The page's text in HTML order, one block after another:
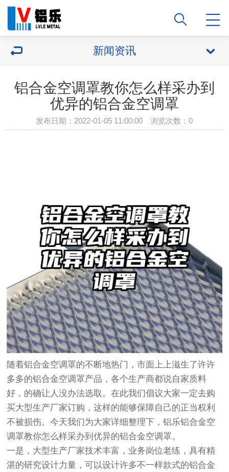
新闻资讯
铝合金空调罩教你怎么样采办到
优异的铝合金空调罩
发布日期：2022-01-05 11:00:00 浏览次数：0
随着铝合金空调罩的不断地热门，市面上上滋生了许许
多多的铝合金空调罩产品，各个生产商都说自家质料
好，的确让人没办法选取。在此我们倡议大家一定去购
买大型生产厂家订购，这样的能够保障自己的正当权利
不被损伤。今天我们为大家详细整理下，铝乐铝合金空
调罩教你怎么样采办到优异的铝合金空调罩。
一是，大型生产厂家技术丰富，业务岗位老练，具有精
湛的研究设计力量，可以设计许多不一样款式的铝合金